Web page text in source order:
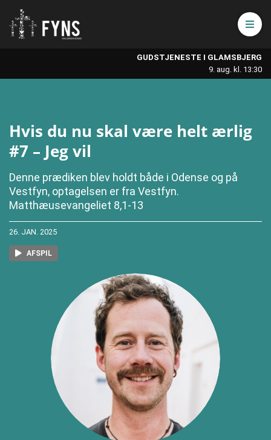
GUDSTJENESTE I GLAMSBJERG
9. aug. kl. 13:30
Åbn
Hvis du nu skal være helt ærlig
#7 – Jeg vil
Denne prædiken blev holdt både i Odense og på
Vestfyn, optagelsen er fra Vestfyn.
Matthæusevangeliet 8,1-13
26. JAN. 2025
AFSPIL